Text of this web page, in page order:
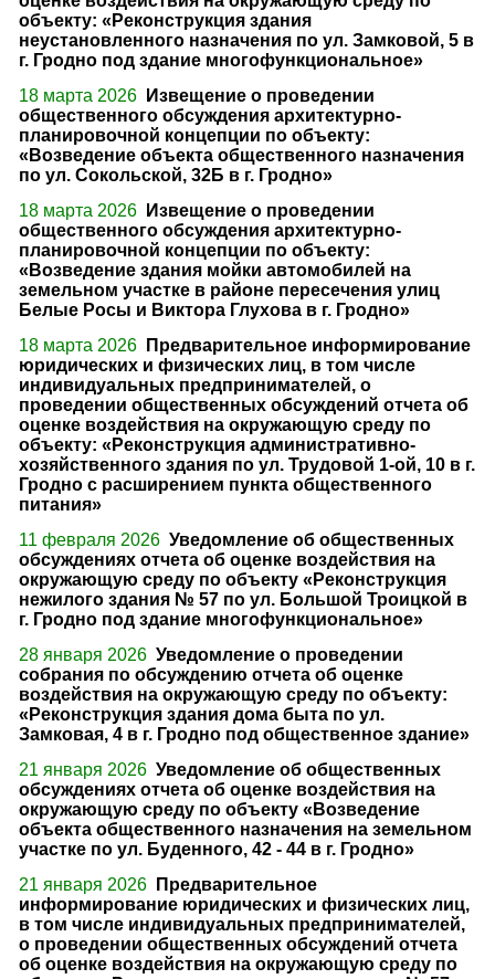
объекту: «Реконструкция здания
неустановленного назначения по ул. Замковой, 5 в
г. Гродно под здание многофункциональное»
18 марта 2026
Извещение о проведении
общественного обсуждения архитектурно-
планировочной концепции по объекту:
«Возведение объекта общественного назначения
по ул. Сокольской, 32Б в г. Гродно»
18 марта 2026
Извещение о проведении
общественного обсуждения архитектурно-
планировочной концепции по объекту:
«Возведение здания мойки автомобилей на
земельном участке в районе пересечения улиц
Белые Росы и Виктора Глухова в г. Гродно»
18 марта 2026
Предварительное информирование
юридических и физических лиц, в том числе
индивидуальных предпринимателей, о
проведении общественных обсуждений отчета об
оценке воздействия на окружающую среду по
объекту: «Реконструкция административно-
хозяйственного здания по ул. Трудовой 1-ой, 10 в г.
Гродно с расширением пункта общественного
питания»
11 февраля 2026 Уведомление об общественных
обсуждениях отчета об оценке воздействия на
окружающую среду по объекту «Реконструкция
нежилого здания № 57 по ул. Большой Троицкой в
г. Гродно под здание многофункциональное»
28 января 2026 Уведомление о проведении
собрания по обсуждению отчета об оценке
воздействия на окружающую среду по объекту:
«Реконструкция здания дома быта по ул.
Замковая, 4 в г. Гродно под общественное здание»
21 января 2026 Уведомление об общественных
обсуждениях отчета об оценке воздействия на
окружающую среду по объекту «Возведение
объекта общественного назначения на земельном
участке по ул. Буденного, 42 - 44 в г. Гродно»
21 января 2026
Предварительное
информирование юридических и физических лиц,
в том числе индивидуальных предпринимателей,
о проведении общественных обсуждений отчета
об оценке воздействия на окружающую среду по